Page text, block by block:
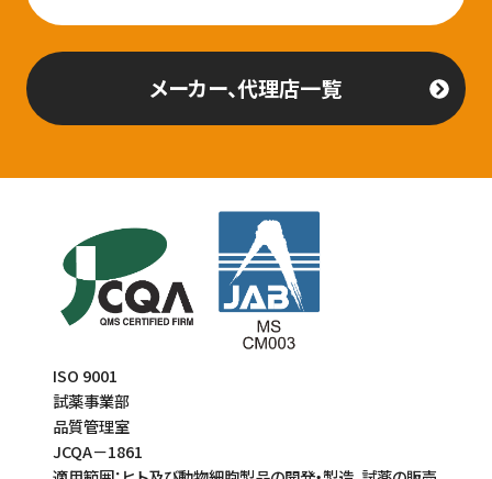
メーカー、代理店一覧
ISO 9001
試薬事業部
品質管理室
JCQA－1861